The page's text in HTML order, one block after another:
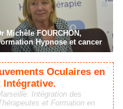
Michèle FOURCHON,
Hypnose et cancer
Oculaires en
Intégrative.
Intégration des
et Formation en